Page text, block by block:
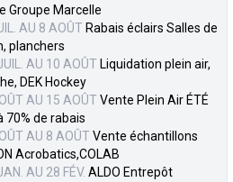
Groupe Marcelle
AU 8 AOÛT Rabais éclairs Salles de
planchers
AU 10 AOÛT Liquidation plein air,
DEK Hockey
AU 15 AOÛT Vente Plein Air ÉTÉ
70% de rabais
AU 8 AOÛT Vente échantillons
Acrobatics,COLAB
AU 28 FÉV. ALDO Entrepôt